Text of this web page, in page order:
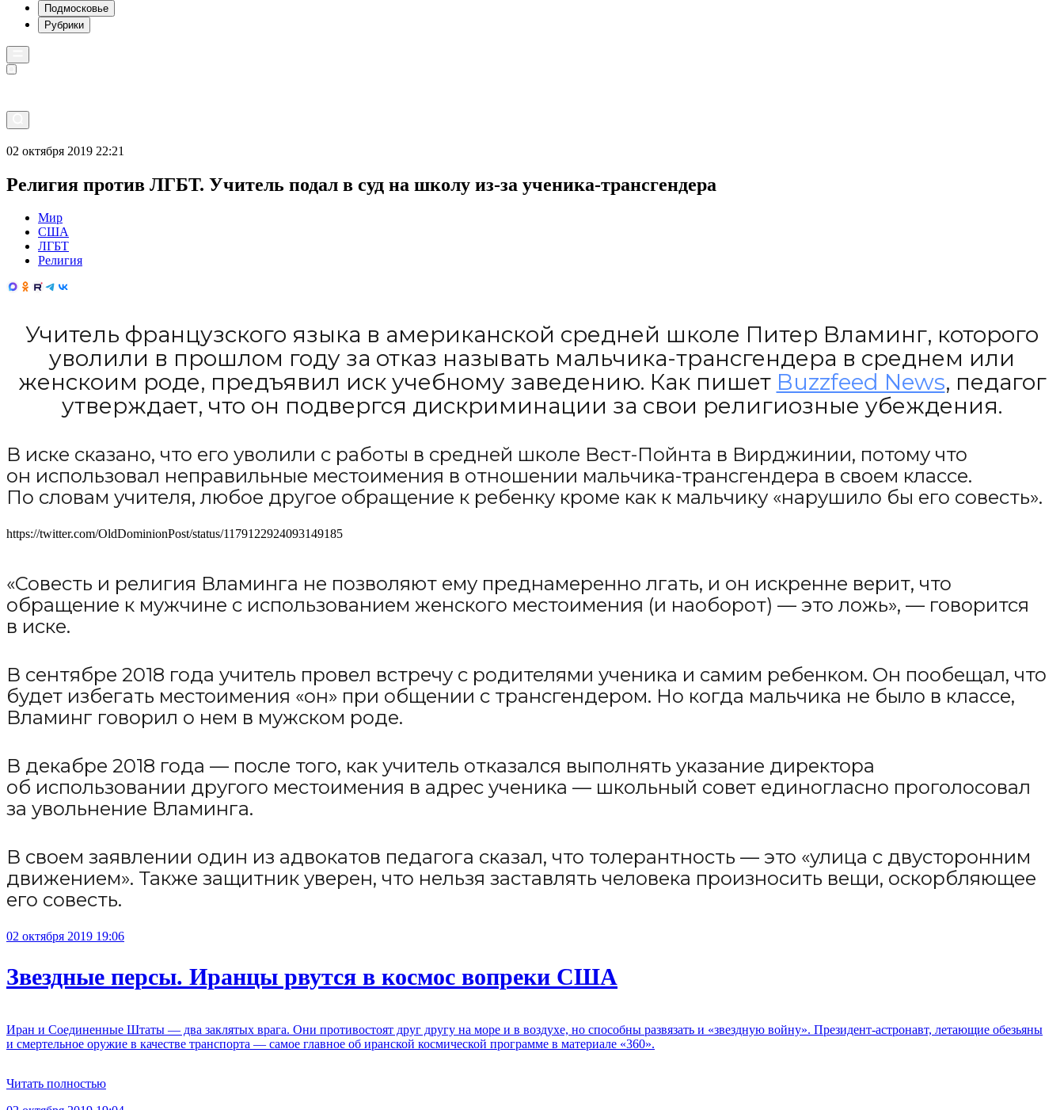
Подмосковье
Рубрики
02 октября 2019 22:21
Религия против ЛГБТ. Учитель подал в суд на школу из-за ученика-трансгендера
Мир
США
ЛГБТ
Религия
Учитель французского языка в американской средней школе Питер Вламинг, которого
уволили в прошлом году за отказ называть мальчика-трансгендера в среднем или
женскоим роде, предъявил иск учебному заведению. Как пишет Buzzfeed News, педагог
утверждает, что он подвергся дискриминации за свои религиозные убеждения.
В иске сказано, что его уволили с работы в средней школе Вест-Пойнта в Вирджинии, потому что
он использовал неправильные местоимения в отношении мальчика-трансгендера в своем классе.
По словам учителя, любое другое обращение к ребенку кроме как к мальчику «нарушило бы его совесть».
https://twitter.com/OldDominionPost/status/1179122924093149185
«Совесть и религия Вламинга не позволяют ему преднамеренно лгать, и он искренне верит, что
обращение к мужчине с использованием женского местоимения (и наоборот) — это ложь», — говорится
в иске.
В сентябре 2018 года учитель провел встречу с родителями ученика и самим ребенком. Он пообещал, что
будет избегать местоимения «он» при общении с трансгендером. Но когда мальчика не было в классе,
Вламинг говорил о нем в мужском роде.
В декабре 2018 года — после того, как учитель отказался выполнять указание директора
об использовании другого местоимения в адрес ученика — школьный совет единогласно проголосовал
за увольнение Вламинга.
В своем заявлении один из адвокатов педагога сказал, что толерантность — это «улица с двусторонним
движением». Также защитник уверен, что нельзя заставлять человека произносить вещи, оскорбляющее
его совесть.
02 октября 2019 19:06
Звездные персы. Иранцы рвутся в космос вопреки США
Иран и Соединенные Штаты — два заклятых врага. Они противостоят друг другу на море и в воздухе, но способны развязать и «звездную войну». Президент-астронавт, летающие обезьяны
и смертельное оружие в качестве транспорта — самое главное об иранской космической программе в материале «360».
Читать полностью